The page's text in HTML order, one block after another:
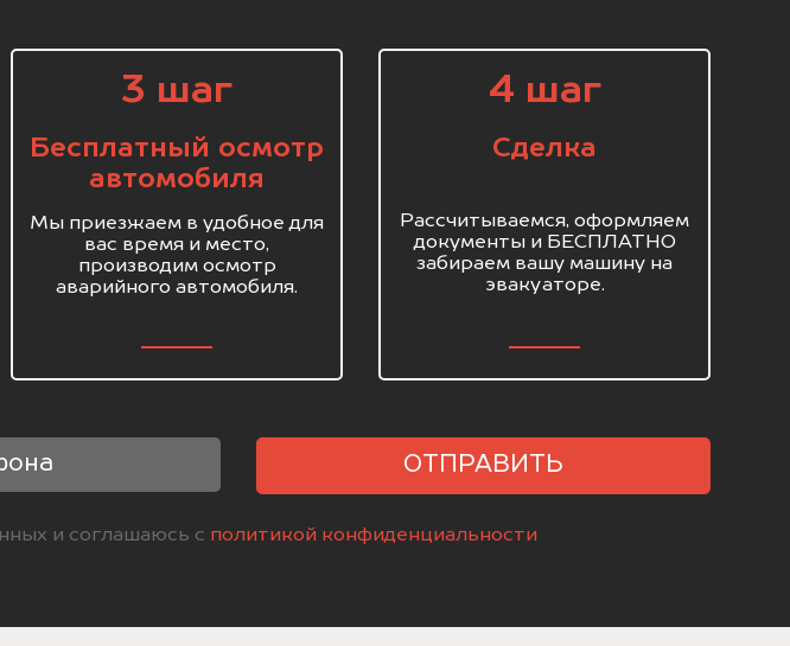
3 шаг
Бесплатный осмотр
автомобиля
Мы приезжаем в удобное для
вас время и место,
производим осмотр
аварийного автомобиля.
4 шаг
Сделка
Рассчитываемся, оформляем
документы и БЕСПЛАТНО
забираем вашу машину на
эвакуаторе.
ОТПРАВИТЬ
и соглашаюсь с политикой конфиденциальности